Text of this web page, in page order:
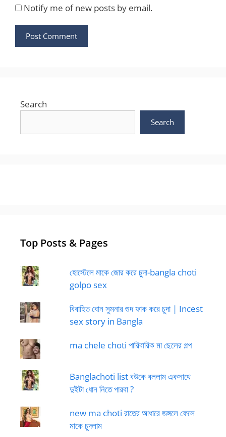
Notify me of new posts by email.
Search
Search
Top Posts & Pages
হোস্টেলে মাকে জোর করে চুদা-bangla choti
golpo sex
বিবাহিত বোন সুমনার গুদ ফাক করে চুদা | Incest
sex story in Bangla
ma chele choti পারিবারিক মা ছেলের গল্প
Banglachoti list বউকে বললাম একসাথে
দুইটা ধোন নিতে পারবা ?
new ma choti রাতের আধারে জঙ্গলে ফেলে
মাকে চুদলাম